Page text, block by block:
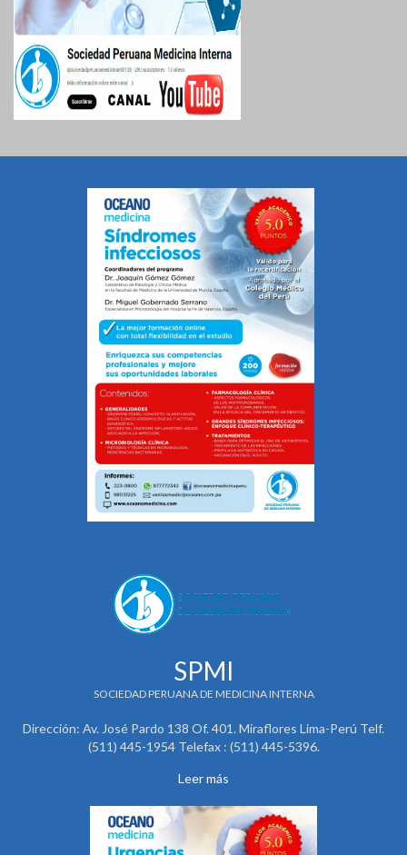
SPMI
SOCIEDAD PERUANA DE MEDICINA INTERNA
Dirección: Av. José Pardo 138 Of. 401. Miraflores Lima-Perú Telf.
(511) 445-1954 Telefax : (511) 445-5396.
Leer más